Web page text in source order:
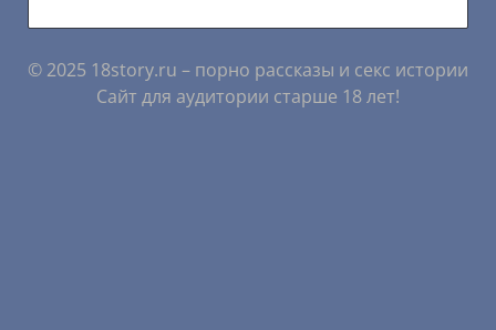
© 2025 18story.ru – порно рассказы и секс истории
Сайт для аудитории старше 18 лет!